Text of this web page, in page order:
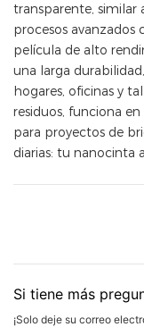
transparente, similar
procesos
película de alto
una larga
hogares, oficinas y
residuos, funciona
para proyectos de
diarias: tu nanocinta
Si tiene más
¡Solo deje su correo